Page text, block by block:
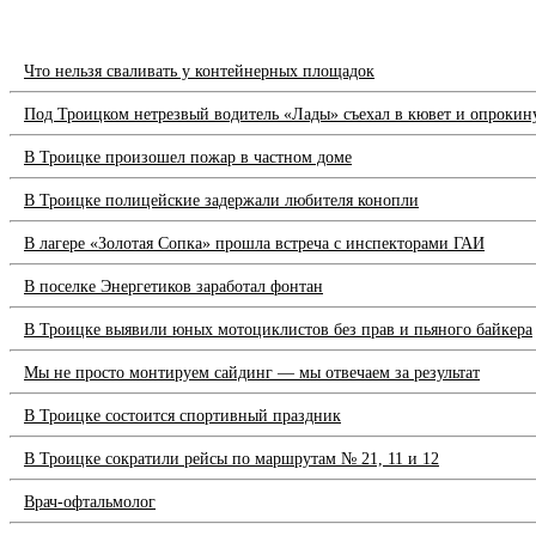
Что нельзя сваливать у контейнерных площадок
Под Троицком нетрезвый водитель «Лады» съехал в кювет и
В Троицке произошел пожар в частном доме
В Троицке полицейские задержали любителя конопли
В лагере «Золотая Сопка» прошла встреча с инспекторами ГАИ
В поселке Энергетиков заработал фонтан
В Троицке выявили юных мотоциклистов без прав и пьяного байкера
Мы не просто монтируем сайдинг — мы отвечаем за результат
В Троицке состоится спортивный праздник
В Троицке сократили рейсы по маршрутам № 21, 11 и 12
Врач-офтальмолог